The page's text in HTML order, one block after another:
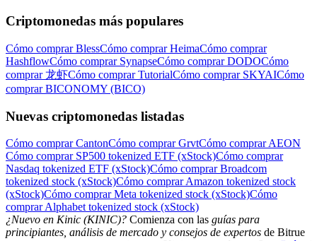
Criptomonedas más populares
Cómo comprar BlessCómo comprar HeimaCómo comprar
HashflowCómo comprar SynapseCómo comprar DODOCómo
comprar 龙虾Cómo comprar TutorialCómo comprar SKYAICómo
comprar BICONOMY (BICO)
Nuevas criptomonedas listadas
Cómo comprar CantonCómo comprar GrvtCómo comprar AEON
Cómo comprar SP500 tokenized ETF (xStock)Cómo comprar
Nasdaq tokenized ETF (xStock)Cómo comprar Broadcom
tokenized stock (xStock)Cómo comprar Amazon tokenized stock
(xStock)Cómo comprar Meta tokenized stock (xStock)Cómo
comprar Alphabet tokenized stock (xStock)
¿Nuevo en Kinic (KINIC)? Comienza con las guías para
principiantes, análisis de mercado y consejos de expertos de Bitrue